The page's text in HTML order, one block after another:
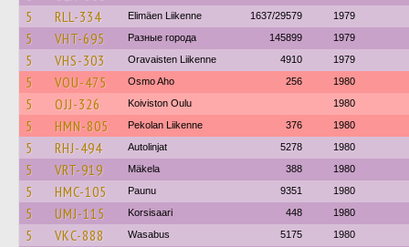
5 RLL-334 Elimäen Liikenne 1637/29579 1979
5 VHT-695 Разные города 145899 1979
5 VHS-303 Oravaisten Liikenne 4910 1979
5 VOU-475 Osmo Aho 256 1980
5 OJJ-326 Koiviston Oulu 1980
5 HMN-805 Pekolan Liikenne 376 1980
5 RHJ-494 Autolinjat 5278 1980
5 VRT-919 Mäkela 388 1980
5 HMC-105 Paunu 9351 1980
5 UMJ-115 Korsisaari 448 1980
5 VKC-888 Wasabus 5175 1980